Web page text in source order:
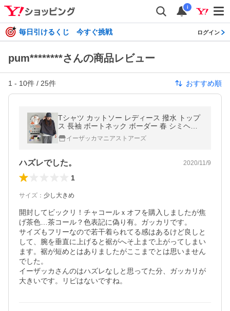
i
毎日引けるくじ 今すぐ挑戦 ログイン
pum********さんの商品レビュー
1 - 10件 / 25件 おすすめ順
Tシャツ カットソー レディース 撥水 トップ
ス 長袖 ボートネック ボーダー 春 シミヘン
加工 フレンチバスク ワイドプルオーバー
［ボーダー＆無地］
イーザッカマニアストアーズ
ハズレでした。 2020/11/9
1
サイズ ： 少し大きめ
開封してビックリ！チャコールｘオフを購入しましたが焦
げ茶色…茶コール？色表記に偽り有。ガッカリです。
サイズもフリーなので若干着られてる感はあるけど良しと
して、腕を垂直に上げると裾がへそ上まで上がってしまい
ます。裾が短めとはありましたがここまでとは思いません
でした。
イーザッカさんのはハズレなしと思ってた分、ガッカリが
大きいです。リピはないですね。